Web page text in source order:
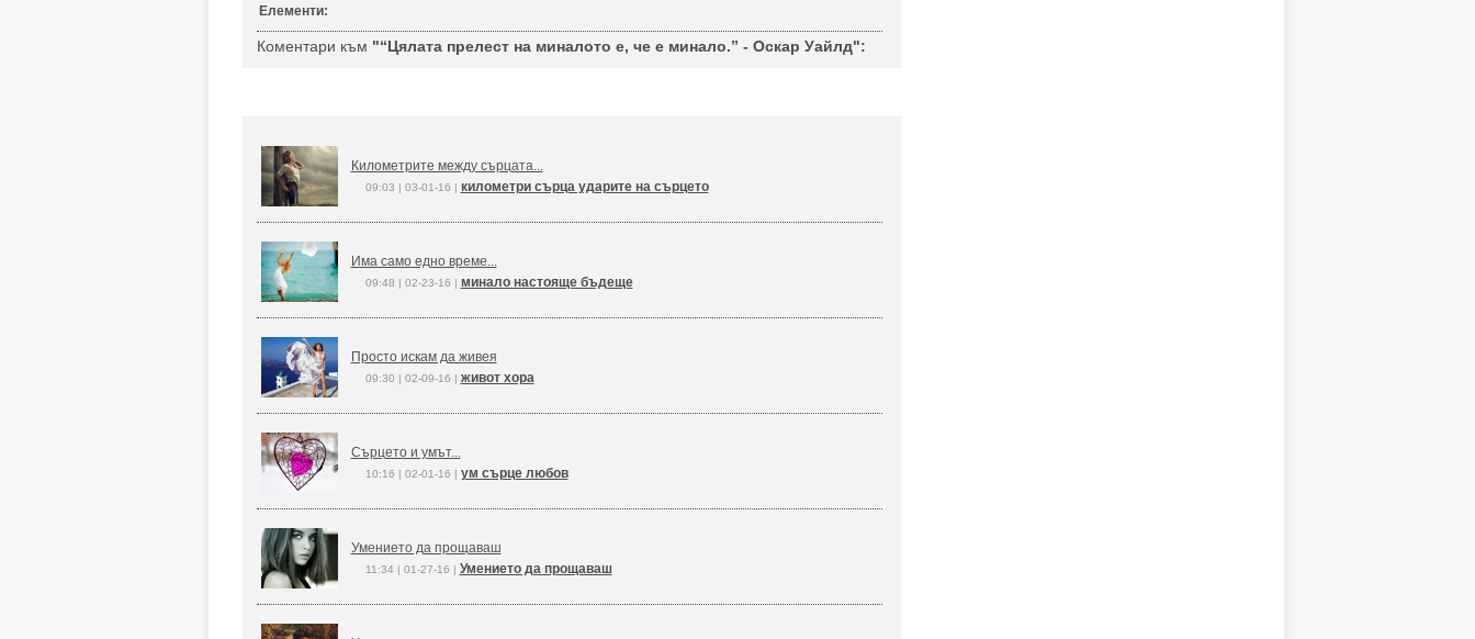
Елементи:
Коментари към "“Цялата прелест на миналото е, че е минало.” - Оскар Уайлд":
Километрите между сърцата...
09:03 | 03-01-16 | километри сърца ударите на сърцето
Има само едно време...
09:48 | 02-23-16 | минало настояще бъдеще
Просто искам да живея
09:30 | 02-09-16 | живот хора
Сърцето и умът...
10:16 | 02-01-16 | ум сърце любов
Умението да прощаваш
11:34 | 01-27-16 | Умението да прощаваш